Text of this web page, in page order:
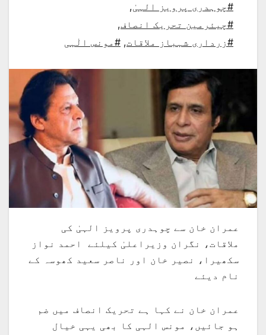
#چوہدری پرویز الہیٰ,
#چیئرمین تحریک انصاف,
#زرداری شہباز ملاقات, #مونس الٰہی
عمران خان سے چوہدری پرویز الہیٰ کی
ملاقات، نگران وزیراعلیٰ کیلئے احمد نواز
سکھیرا، نصیر خان اور ناصر سعید کھوسہ کے
نام دیئے
عمران خان نے کہا ہے تحریک انصاف میں ضم
ہو جائیں، مونس الہی کا بھی یہی خیال